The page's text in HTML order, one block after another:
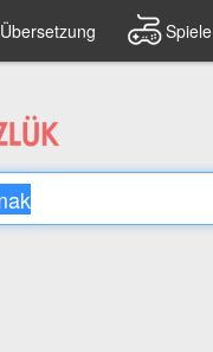
Übersetzung Spiele